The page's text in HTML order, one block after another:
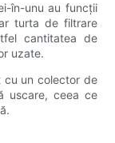
în-unu au funcții
turta de filtrare
cantitatea de
uzate.
cu un colector de
uscare, ceea ce